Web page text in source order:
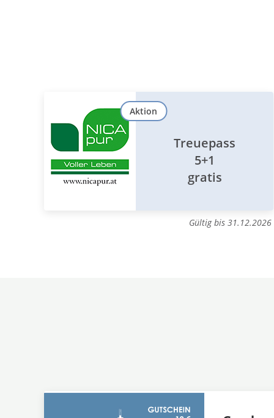
Aktion
Treuepass
5+1
gratis
Gültig bis 31.12.2026